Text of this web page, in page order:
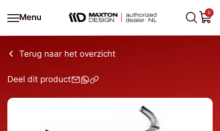
Menu
0
Terug naar het overzicht
Deel dit product